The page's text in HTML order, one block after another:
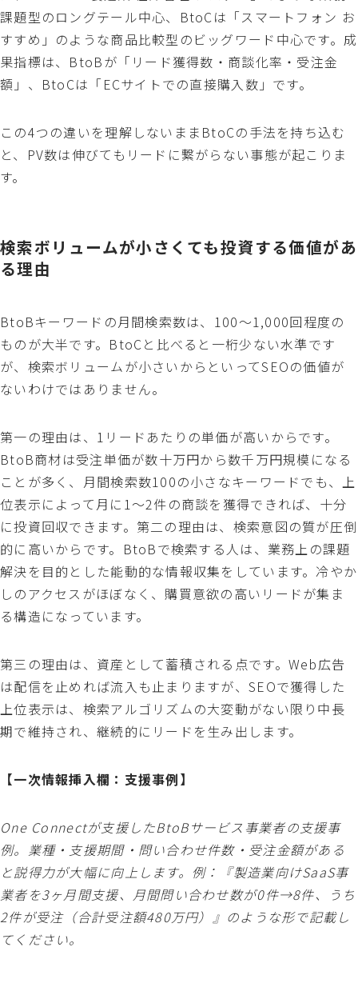
課題型のロングテール中心、BtoCは「スマートフォン お
すすめ」のような商品比較型のビッグワード中心です。成
果指標は、BtoBが「リード獲得数・商談化率・受注金
額」、BtoCは「ECサイトでの直接購入数」です。
この4つの違いを理解しないままBtoCの手法を持ち込む
と、PV数は伸びてもリードに繋がらない事態が起こりま
す。
検索ボリュームが小さくても投資する価値があ
る理由
BtoBキーワードの月間検索数は、100〜1,000回程度の
ものが大半です。BtoCと比べると一桁少ない水準です
が、検索ボリュームが小さいからといってSEOの価値が
ないわけではありません。
第一の理由は、1リードあたりの単価が高いからです。
BtoB商材は受注単価が数十万円から数千万円規模になる
ことが多く、月間検索数100の小さなキーワードでも、上
位表示によって月に1〜2件の商談を獲得できれば、十分
に投資回収できます。第二の理由は、検索意図の質が圧倒
的に高いからです。BtoBで検索する人は、業務上の課題
解決を目的とした能動的な情報収集をしています。冷やか
しのアクセスがほぼなく、購買意欲の高いリードが集ま
る構造になっています。
第三の理由は、資産として蓄積される点です。Web広告
は配信を止めれば流入も止まりますが、SEOで獲得した
上位表示は、検索アルゴリズムの大変動がない限り中長
期で維持され、継続的にリードを生み出します。
【一次情報挿入欄：支援事例】
One Connectが支援したBtoBサービス事業者の支援事
例。業種・支援期間・問い合わせ件数・受注金額がある
と説得力が大幅に向上します。例：『製造業向けSaaS事
業者を3ヶ月間支援、月間問い合わせ数が0件→8件、うち
2件が受注（合計受注額480万円）』のような形で記載し
てください。